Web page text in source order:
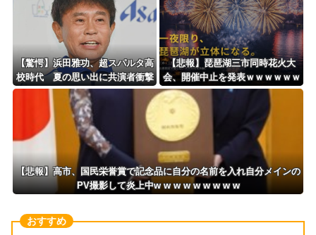
【驚愕】浜田雅功、超スパルタ高
校時代 夏の思い出に共演者衝撃
「ええ？」「それはかわいそう」
【悲報】琵琶湖三市同時花火大
会、開催中止を発表ｗｗｗｗｗｗ
ｗｗｗｗｗｗ
【悲報】高市、国民栄誉賞で記念品に自分の名前を入れ自分メインの
PV撮影して炎上中w w w w w w w w w